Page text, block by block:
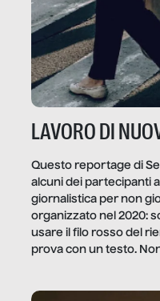
LAVORO DI
Questo reportage di
alcuni dei partecipanti
giornalistica per non
organizzato nel 2020:
usare il filo rosso del
prova con un testo.